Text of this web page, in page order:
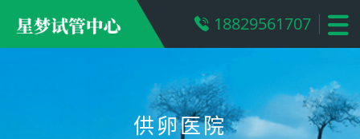
18829561707
供卵医院